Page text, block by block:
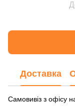
Доставка
Самовивіз з офісу